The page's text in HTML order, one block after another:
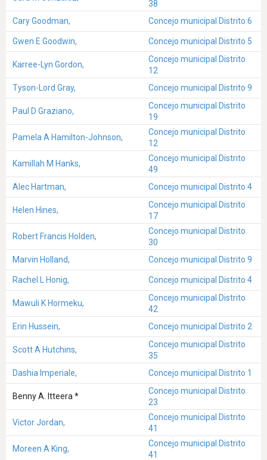
38
Cary Goodman,
Concejo municipal Distrito 6
Gwen E Goodwin, Concejo municipal Distrito 5
Karree-Lyn Gordon,
Concejo municipal Distrito
12
Tyson-Lord Gray,
Concejo municipal Distrito 9
Paul D Graziano,
Concejo municipal Distrito
19
Pamela A Hamilton-Johnson,
Concejo municipal Distrito
12
Kamillah M Hanks,
Concejo municipal Distrito
49
Alec Hartman,
Concejo municipal Distrito 4
Helen Hines,
Concejo municipal Distrito
17
Robert Francis Holden,
Concejo municipal Distrito
30
Marvin Holland,
Concejo municipal Distrito 9
Rachel L Honig, Concejo municipal Distrito 4
Mawuli K Hormeku,
Concejo municipal Distrito
42
Erin Hussein,
Concejo municipal Distrito 2
Scott A Hutchins,
Concejo municipal Distrito
35
Dashia Imperiale,
Concejo municipal Distrito 1
Benny A. Itteera *
Concejo municipal Distrito
23
Victor Jordan,
Concejo municipal Distrito
41
Moreen A King,
Concejo municipal Distrito
41